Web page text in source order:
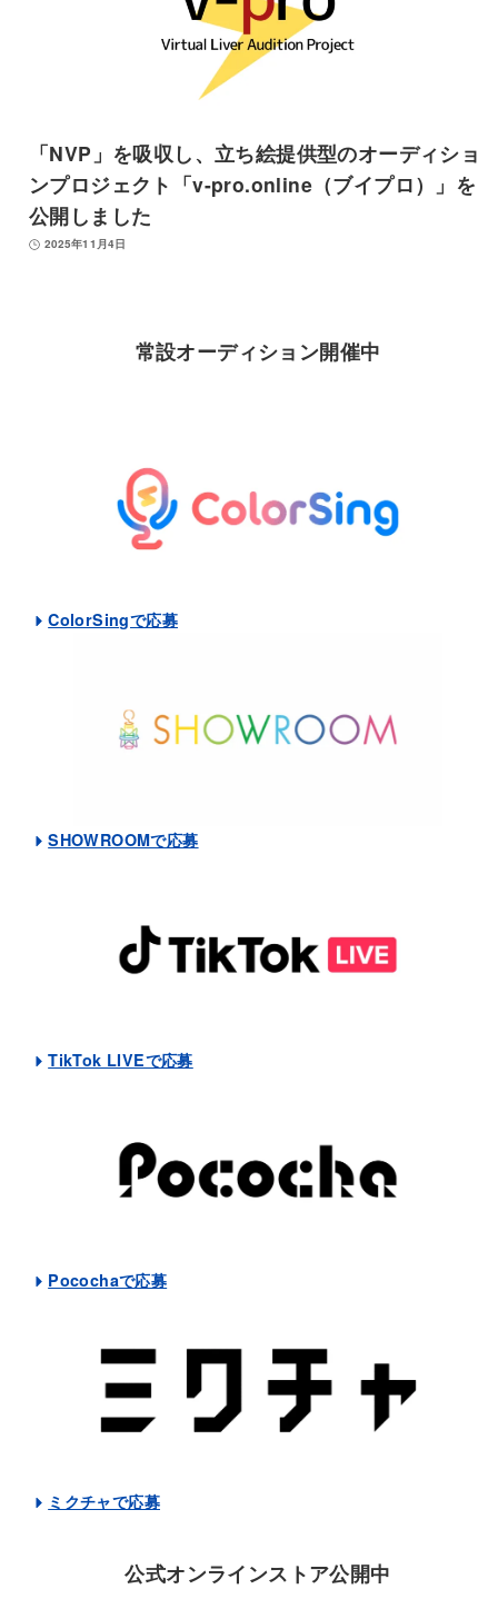
「NVP」を吸収し、立ち絵提供型のオーディショ
ンプロジェクト「v-pro.online（ブイプロ）」を
公開しました
2025年11月4日
常設オーディション開催中
ColorSingで応募
SHOWROOMで応募
TikTok LIVEで応募
Pocochaで応募
ミクチャで応募
公式オンラインストア公開中